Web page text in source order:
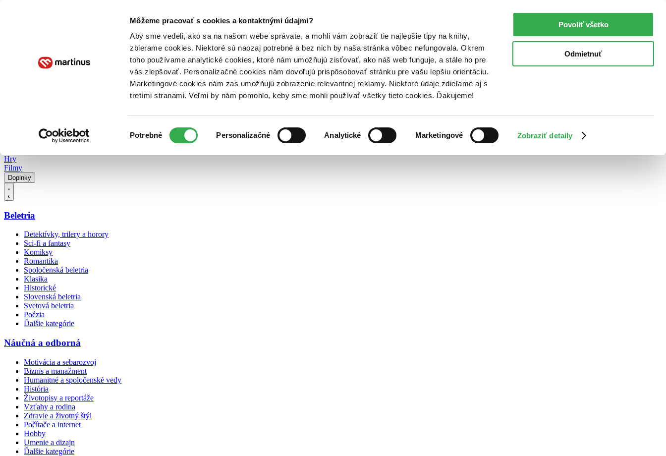
Môžeme pracovať s cookies a kontaktnými údajmi?
Aby sme vedeli, ako sa na našom webe správate, a mohli vám zobraziť tie najlepšie tipy na knihy,
zbierame cookies. Niektoré sú naozaj potrebné a bez nich by naša stránka vôbec nefungovala. Okrem
toho používame analytické cookies, ktoré nám umožňujú zisťovať, ako náš web funguje, a stále ho pre
vás zlepšovať. Personalizačné cookies nám dovoľujú prispôsobovať stránku pre vašu lepšiu orientáciu.
Marketingové cookies nám zas umožňujú zobrazenie relevantnej reklamy. Niektoré údaje zdieľame aj s
tretími stranami. Veľmi by nám pomohlo, keby sme mohli používať všetky tieto cookies. Ďakujeme!
súhlasu
Potrebné Personalizačné Analytické Marketingové Zobraziť detaily
Povoliť všetko
Odmietnuť
Poukážky Kontakt
Hry
Filmy
Doplnky
Beletria
Detektívky, trilery a horory
Sci-fi a fantasy
Komiksy
Romantika
Spoločenská beletria
Klasika
Historické
Slovenská beletria
Svetová beletria
Poézia
Ďalšie kategórie
Náučná a odborná
Motivácia a sebarozvoj
Biznis a manažment
Humanitné a spoločenské vedy
História
Životopisy a reportáže
Vzťahy a rodina
Zdravie a životný štýl
Počítače a internet
Hobby
Umenie a dizajn
Ďalšie kategórie